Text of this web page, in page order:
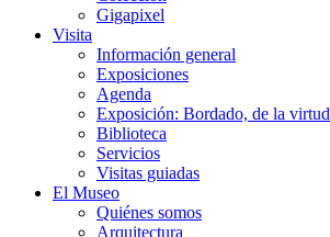
Gigapixel
Visita
Información general
Exposiciones
Agenda
Exposición: Bordado, de la virtud
Biblioteca
Servicios
Visitas guiadas
El Museo
Quiénes somos
Arquitectura